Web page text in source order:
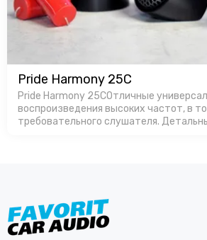
Pride Harmony 25C
Pride Harmony 25CОтличные
воспроизведения высоких частот, в
требовательного слушателя.